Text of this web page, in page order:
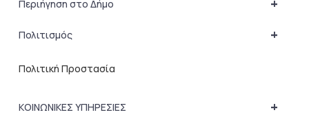
+
Περιήγηση στο Δήμο
+
Πολιτισμός
Πολιτική Προστασία
+
ΚΟΙΝΩΝΙΚΕΣ ΥΠΗΡΕΣΙΕΣ